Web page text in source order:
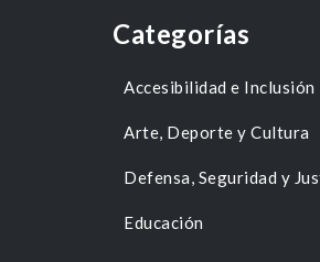
Categorías
Accesibilidad e Inclusión
Arte, Deporte y Cultura
Defensa, Seguridad y
Educación